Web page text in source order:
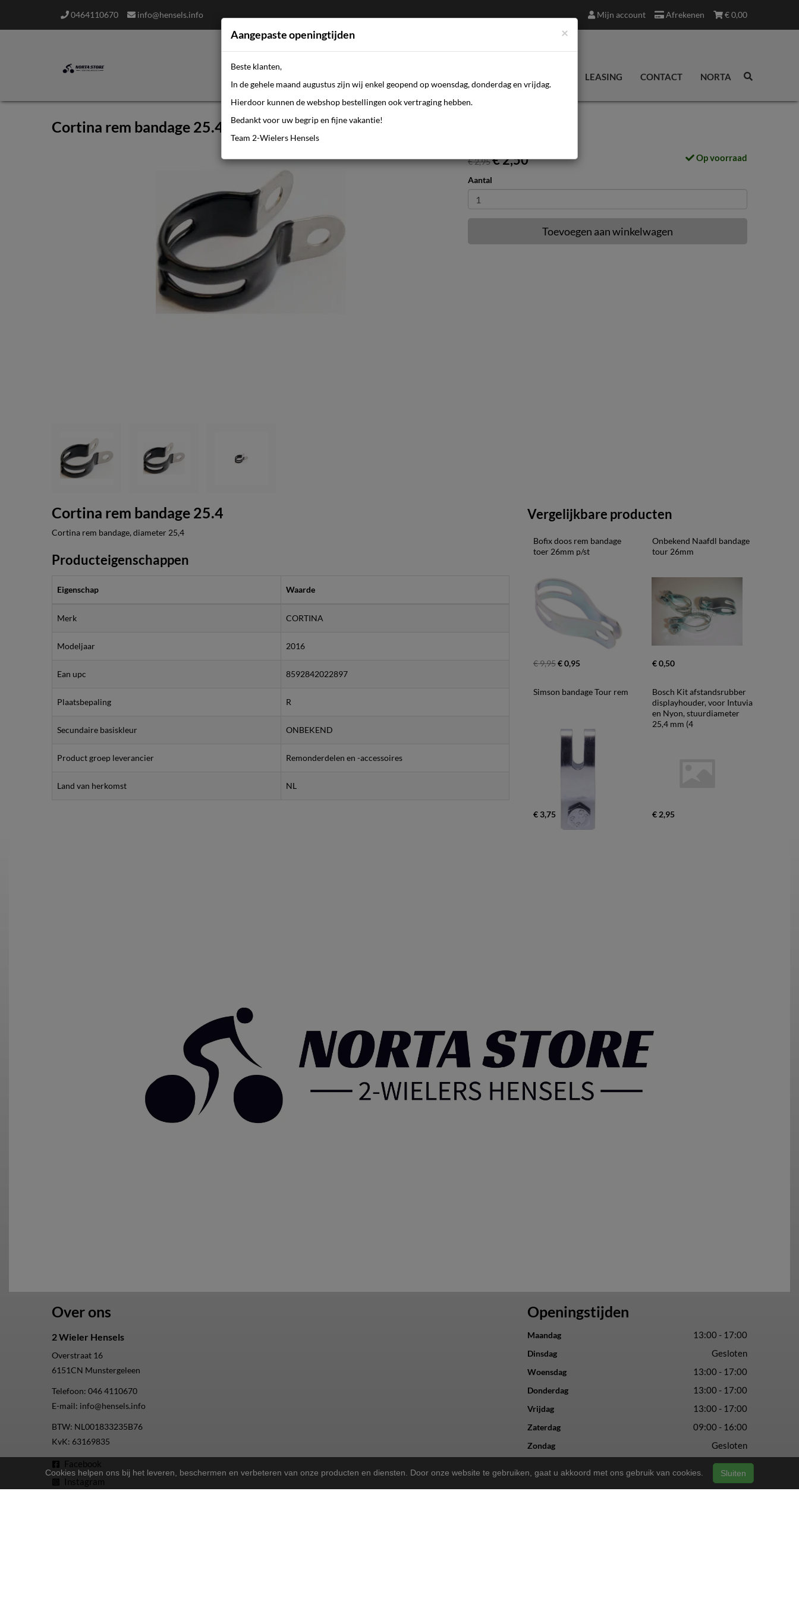
0464110670 info@hensels.info €0,00
Afrekenen
Mijn account
LEASING CONTACT NORTA
Cortina rem bandage 25.4
€ 2,95€ 2,50 Op voorraad
Aantal
Toevoegen aan winkelwagen
Cortina rem bandage 25.4
Cortina rem bandage, diameter 25,4
Producteigenschappen
Eigenschap Waarde
Merk CORTINA
Modeljaar 2016
Ean upc 8592842022897
Plaatsbepaling R
Secundaire basiskleur ONBEKEND
Product groep leverancier Remonderdelen en -accessoires
Land van herkomst NL
Vergelijkbare producten
Bofix doos rem bandage
toer 26mm p/st
€ 9,95€ 0,95
Onbekend Naafdl bandage
tour 26mm
€ 0,50
Simson bandage Tour rem
€ 3,75
Bosch Kit afstandsrubber
displayhouder, voor Intuvia
en Nyon, stuurdiameter
25,4 mm (4
€ 2,95
Over ons
2 Wieler Hensels
Overstraat 16
6151CN Munstergeleen
Telefoon: 046 4110670
E-mail: info@hensels.info
BTW: NL001833235B76
KvK: 63169835
Facebook
Instagram
Openingstijden
Maandag 13:00 - 17:00
Dinsdag Gesloten
Woensdag 13:00 - 17:00
Donderdag 13:00 - 17:00
Vrijdag 13:00 - 17:00
Zaterdag 09:00 - 16:00
Zondag Gesloten
Cookies helpen ons bij het leveren, beschermen en verbeteren van onze producten en diensten. Door onze website te gebruiken, gaat u akkoord met ons gebruik van cookies. Sluiten
×
Aangepaste openingtijden
Beste klanten,
In de gehele maand augustus zijn wij enkel geopend op woensdag, donderdag en vrijdag.
Hierdoor kunnen de webshop bestellingen ook vertraging hebben.
Bedankt voor uw begrip en fijne vakantie!
Team 2-Wielers Hensels